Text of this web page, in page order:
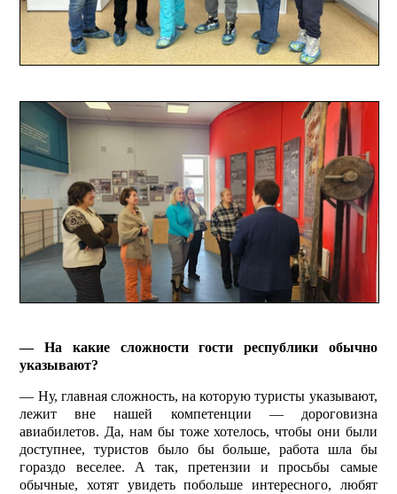
— На какие сложности гости республики обычно
указывают?
— Ну, главная сложность, на которую туристы указывают,
лежит вне нашей компетенции — дороговизна
авиабилетов. Да, нам бы тоже хотелось, чтобы они были
доступнее, туристов было бы больше, работа шла бы
гораздо веселее. А так, претензии и просьбы самые
обычные, хотят увидеть побольше интересного, любят